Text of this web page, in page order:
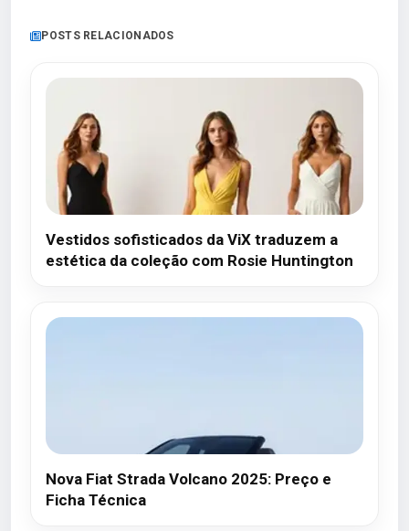
POSTS RELACIONADOS
Vestidos sofisticados da ViX traduzem a
estética da coleção com Rosie Huntington
Nova Fiat Strada Volcano 2025: Preço e
Ficha Técnica